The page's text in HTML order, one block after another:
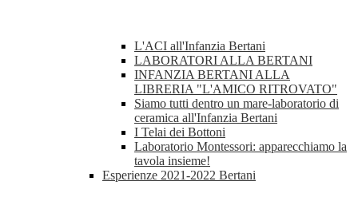
L'ACI all'Infanzia Bertani
LABORATORI ALLA BERTANI
INFANZIA BERTANI ALLA
LIBRERIA "L'AMICO RITROVATO"
Siamo tutti dentro un mare-laboratorio di
ceramica all'Infanzia Bertani
I Telai dei Bottoni
Laboratorio Montessori: apparecchiamo la
tavola insieme!
Esperienze 2021-2022 Bertani